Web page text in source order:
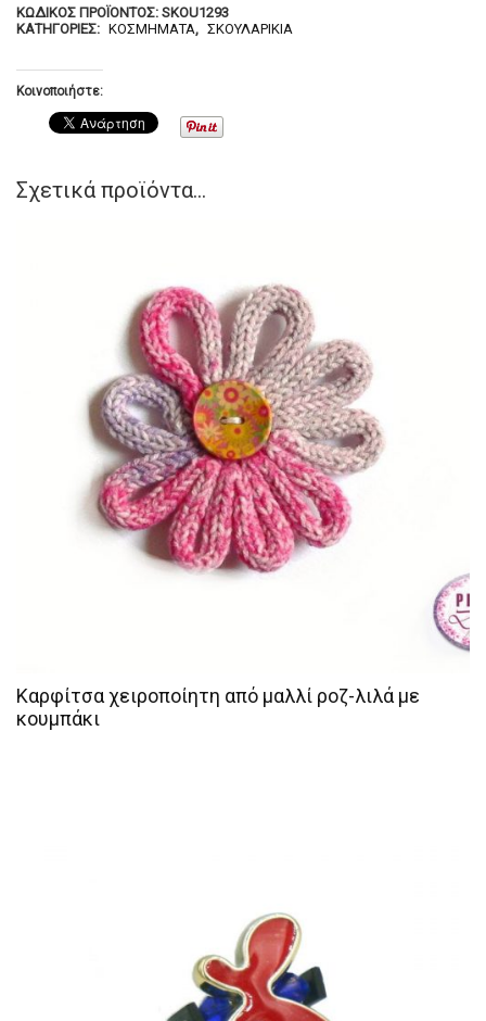
ΚΩΔΙΚΌΣ ΠΡΟΪΌΝΤΟΣ: SKOU1293
ΚΑΤΗΓΟΡΊΕΣ: ΚΟΣΜΉΜΑΤΑ, ΣΚΟΥΛΑΡΊΚΙΑ
Κοινοποιήστε:
Σχετικά προϊόντα...
Καρφίτσα χειροποίητη από μαλλί ροζ-λιλά με
κουμπάκι